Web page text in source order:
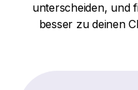
unterscheiden, und
besser zu deinen